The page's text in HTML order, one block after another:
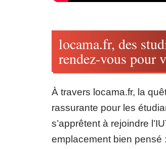
locama.fr, des
rendez-vous pour
À travers locama.fr, la
rassurante pour les
s’apprêtent à rejoindre
emplacement bien pensé